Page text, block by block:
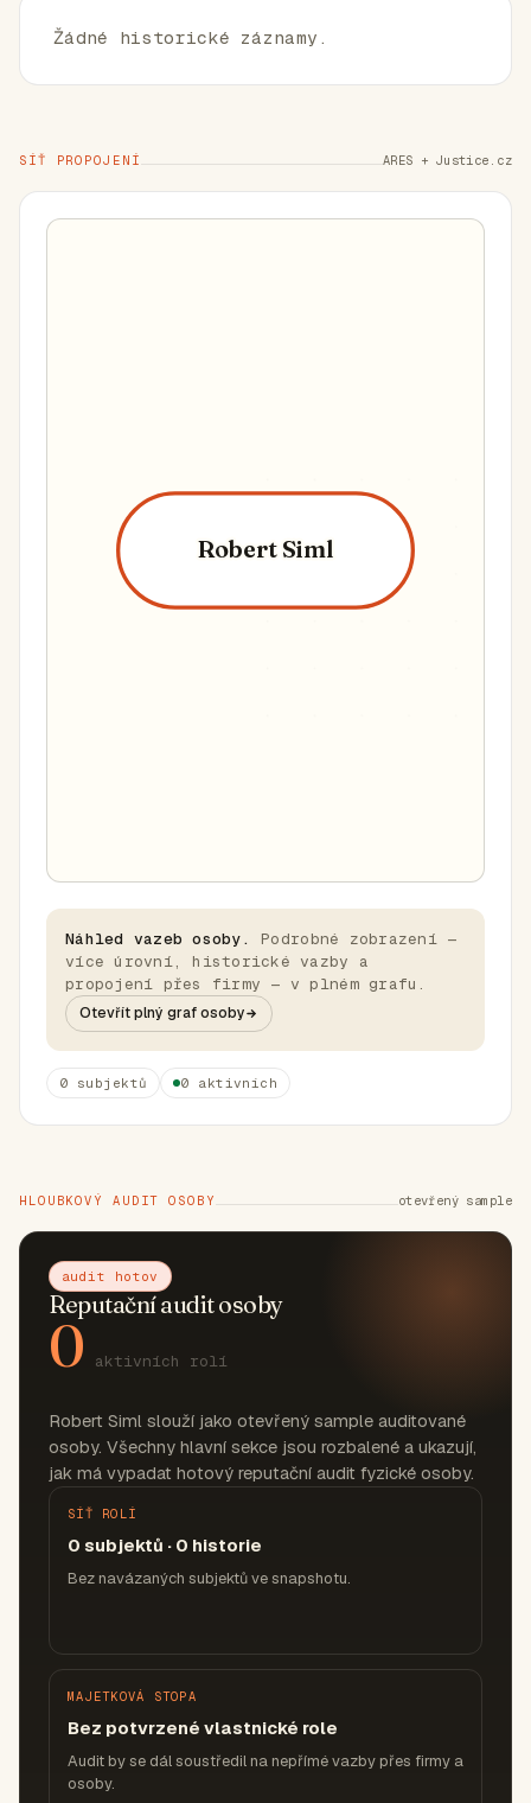
Žádné historické záznamy.
SÍŤ PROPOJENÍ ARES + Justice.cz
Robert Siml
Náhled vazeb osoby.
Podrobné zobrazení —
více úrovní, historické vazby a
propojení přes firmy — v plném grafu.
Otevřít plný graf osoby
0 subjektů 0 aktivních
HLOUBKOVÝ AUDIT OSOBY otevřený sample
audit hotov
Reputační audit osoby
0 aktivních rolí
Robert Siml slouží jako otevřený sample auditované
osoby. Všechny hlavní sekce jsou rozbalené a ukazují,
jak má vypadat hotový reputační audit fyzické osoby.
SÍŤ ROLÍ
0 subjektů · 0 historie
Bez navázaných subjektů ve snapshotu.
MAJETKOVÁ STOPA
Bez potvrzené vlastnické role
Audit by se dál soustředil na nepřímé vazby přes firmy a
osoby.